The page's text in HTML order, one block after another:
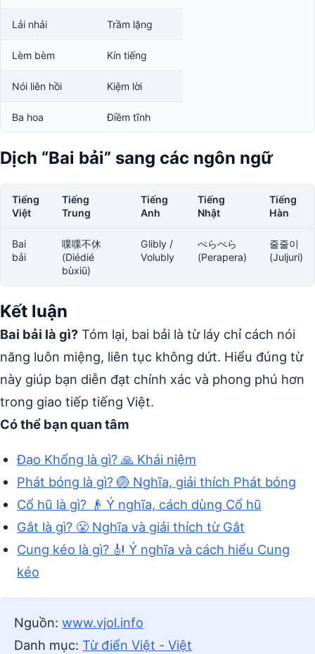
Lải nhải Trầm lặng
Lèm bèm Kín tiếng
Nói liên hồi Kiệm lời
Ba hoa Điềm tĩnh
Dịch “Bai bải” sang các ngôn ngữ
Tiếng
Việt
Tiếng
Trung
Tiếng
Anh
Tiếng
Nhật
Tiếng
Hàn
Bai
bải
喋喋不休
(Diédié
bùxiū)
Glibly /
Volubly
ぺらぺら
(Perapera)
줄줄이
(Juljuri)
Kết luận
Bai bải là gì? Tóm lại, bai bải là từ láy chỉ cách nói
năng luôn miệng, liên tục không dứt. Hiểu đúng từ
này giúp bạn diễn đạt chính xác và phong phú hơn
trong giao tiếp tiếng Việt.
Có thể bạn quan tâm
Đạo Khổng là gì? 🙏 Khái niệm
Phát bóng là gì? 🏐 Nghĩa, giải thích Phát bóng
Cổ hũ là gì? 👴 Ý nghĩa, cách dùng Cổ hũ
Gắt là gì? 😤 Nghĩa và giải thích từ Gắt
Cung kéo là gì? 🎻 Ý nghĩa và cách hiểu Cung
kéo
Nguồn: www.vjol.info
Danh mục: Từ điển Việt - Việt